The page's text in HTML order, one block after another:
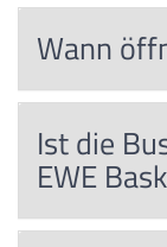
Wann
Ist die
EWE